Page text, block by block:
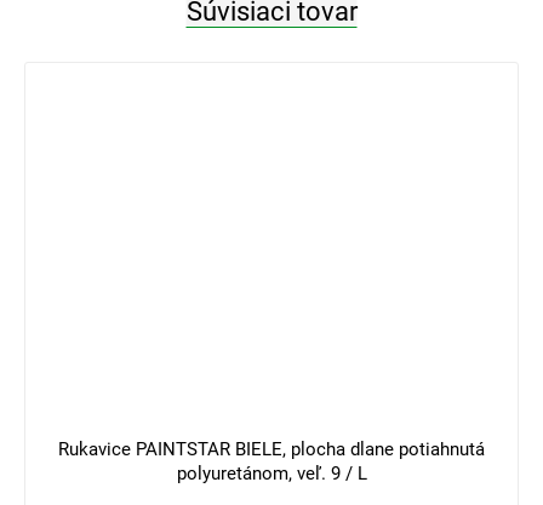
Súvisiaci tovar
Rukavice PAINTSTAR BIELE, plocha dlane potiahnutá
polyuretánom, veľ. 9 / L